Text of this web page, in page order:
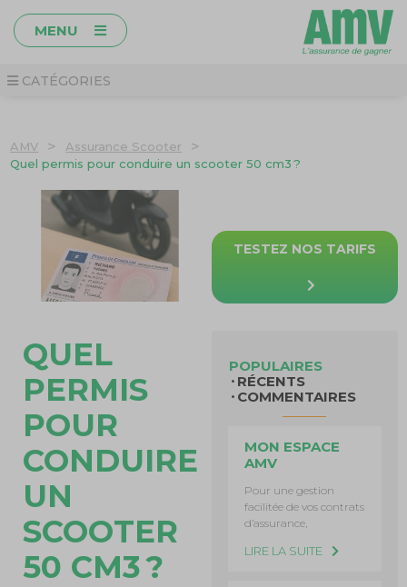
MENU
CATÉGORIES
AMV > Assurance Scooter >
Quel permis pour conduire un scooter 50 cm3 ?
QUEL
PERMIS
POUR
CONDUIRE
UN
SCOOTER
50 CM3 ?
TESTEZ NOS TARIFS
POPULAIRES
RÉCENTS
COMMENTAIRES
MON ESPACE
AMV
Pour une gestion
facilitée de vos contrats
d’assurance,
LIRE LA SUITE